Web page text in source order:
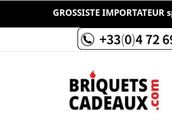
GROSSISTE